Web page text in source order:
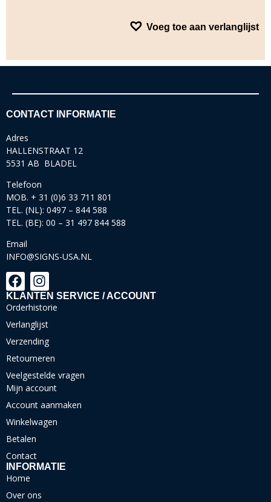
Voeg toe aan verlanglijst
CONTACT INFORMATIE
Adres
HALLENSTRAAT 12
5531 AB BLADEL
Telefoon
MOB. + 31 (0)6 33 711 801
TEL. (NL): 0497 – 844 588
TEL. (BE): 00 – 31 497 844 588
Email
INFO@SIGNS-USA.NL
KLANTEN SERVICE / ACCOUNT
Orderhistorie
Verlanglijst
Verzending
Retourneren
Veelgestelde vragen
Mijn account
Account aanmaken
Winkelwagen
Betalen
Contact
INFORMATIE
Home
Over ons